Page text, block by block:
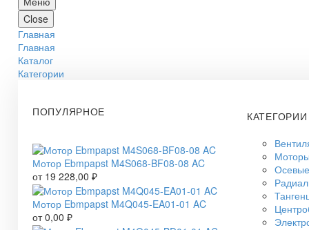
Close
Главная
Главная
Каталог
Категории
ПОПУЛЯРНОЕ
Мотор Ebmpapst M4S068-BF08-08 AC
от 19 228,00 ₽
Мотор Ebmpapst M4Q045-EA01-01 AC
от0,00 ₽
КАТЕГОРИИ